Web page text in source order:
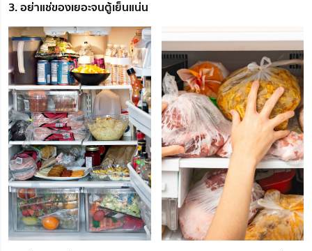
3. อย่าแช่ของเยอะจนตู้เย็นแน่น